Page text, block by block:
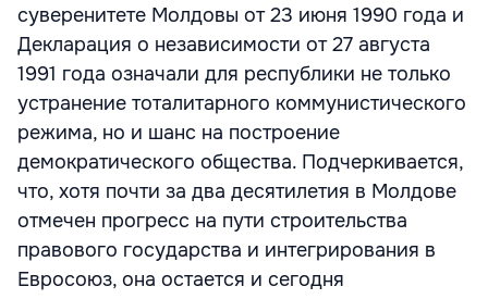
суверенитете Молдовы от 23 июня 1990 года и
Декларация о независимости от 27 августа
1991 года означали для республики не только
устранение тоталитарного коммунистического
режима, но и шанс на построение
демократического общества. Подчеркивается,
что, хотя почти за два десятилетия в Молдове
отмечен прогресс на пути строительства
правового государства и интегрирования в
Евросоюз, она остается и сегодня